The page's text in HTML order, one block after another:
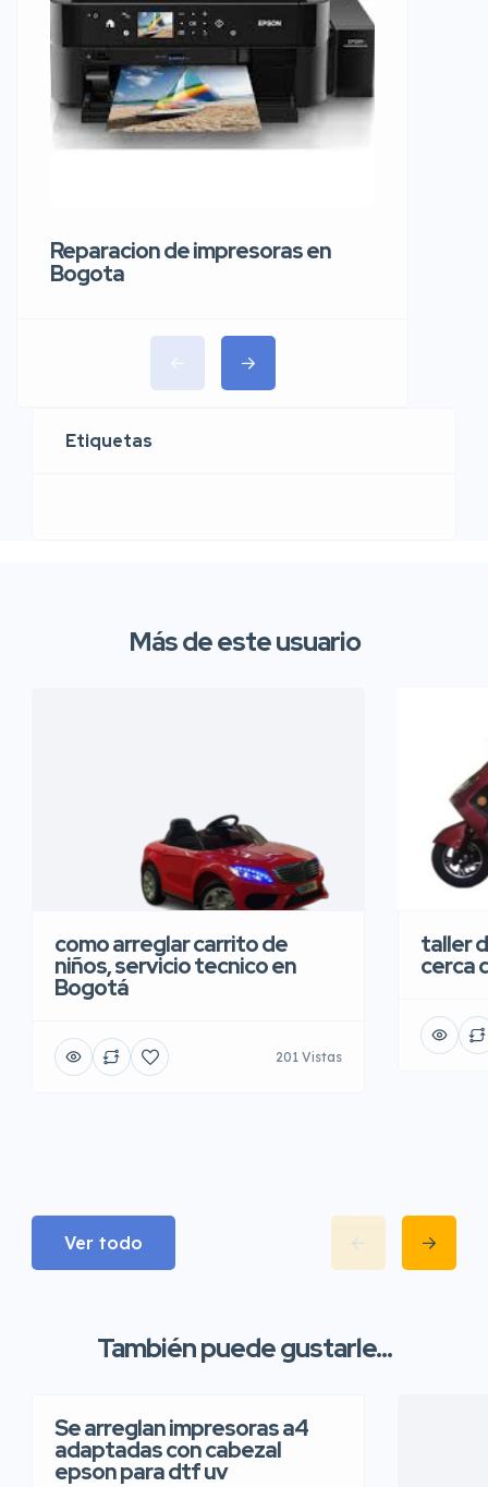
Reparacion de impresoras en
Bogota
Etiquetas
Más de este usuario
como arreglar carrito de
niños, servicio tecnico en
Bogotá
201 Vistas
taller
cerca
Ver todo
También puede gustarle...
Se arreglan impresoras a4
adaptadas con cabezal
epson para dtf uv